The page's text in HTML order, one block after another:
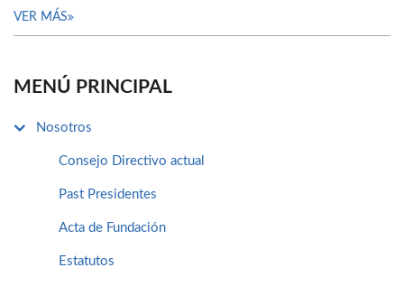
VER MÁS
MENÚ PRINCIPAL
Nosotros
Consejo Directivo actual
Past Presidentes
Acta de Fundación
Estatutos